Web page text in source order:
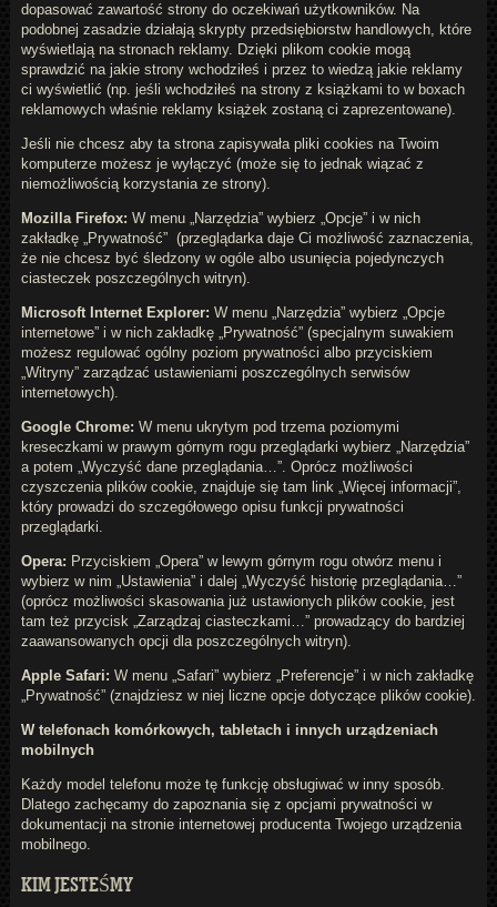
dopasować zawartość strony do oczekiwań użytkowników. Na
podobnej zasadzie działają skrypty przedsiębiorstw handlowych, które
wyświetlają na stronach reklamy. Dzięki plikom cookie mogą
sprawdzić na jakie strony wchodziłeś i przez to wiedzą jakie reklamy
ci wyświetlić (np. jeśli wchodziłeś na strony z książkami to w boxach
reklamowych właśnie reklamy książek zostaną ci zaprezentowane).
Jeśli nie chcesz aby ta strona zapisywała pliki cookies na Twoim
komputerze możesz je wyłączyć (może się to jednak wiązać z
niemożliwością korzystania ze strony).
Mozilla Firefox: W menu „Narzędzia” wybierz „Opcje” i w nich
zakładkę „Prywatność” (przeglądarka daje Ci możliwość zaznaczenia,
że nie chcesz być śledzony w ogóle albo usunięcia pojedynczych
ciasteczek poszczególnych witryn).
Microsoft Internet Explorer: W menu „Narzędzia” wybierz „Opcje
internetowe” i w nich zakładkę „Prywatność” (specjalnym suwakiem
możesz regulować ogólny poziom prywatności albo przyciskiem
„Witryny” zarządzać ustawieniami poszczególnych serwisów
internetowych).
Google Chrome: W menu ukrytym pod trzema poziomymi
kreseczkami w prawym górnym rogu przeglądarki wybierz „Narzędzia”
a potem „Wyczyść dane przeglądania…”. Oprócz możliwości
czyszczenia plików cookie, znajduje się tam link „Więcej informacji”,
który prowadzi do szczegółowego opisu funkcji prywatności
przeglądarki.
Opera: Przyciskiem „Opera” w lewym górnym rogu otwórz menu i
wybierz w nim „Ustawienia” i dalej „Wyczyść historię przeglądania…”
(oprócz możliwości skasowania już ustawionych plików cookie, jest
tam też przycisk „Zarządzaj ciasteczkami…” prowadzący do bardziej
zaawansowanych opcji dla poszczególnych witryn).
Apple Safari: W menu „Safari” wybierz „Preferencje” i w nich zakładkę
„Prywatność” (znajdziesz w niej liczne opcje dotyczące plików cookie).
W telefonach komórkowych, tabletach i innych urządzeniach
mobilnych
Każdy model telefonu może tę funkcję obsługiwać w inny sposób.
Dlatego zachęcamy do zapoznania się z opcjami prywatności w
dokumentacji na stronie internetowej producenta Twojego urządzenia
mobilnego.
KIM JESTEŚMY